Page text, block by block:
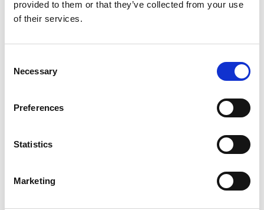
provided to them or that they’ve collected from your use
of their services.
Selection
Necessary
Preferences
Statistics
Marketing
kärr. Landskapet är en mosaik av våtmarker och skog
av olika slag, från sumpgranskogar till tallskog på
gammelskogens sällsynta lavar och mossor finns här.
Fågellivet är det typiska för Dalslands myrar. Orrarna
spelar här varje vår, ljungpipare och trana häckar.
Chansen är stor att man stöter upp en tjäder eller två
i skogen.
människor, i synnerhet som det finns en stig att
promenaden genast mer ansträngande.